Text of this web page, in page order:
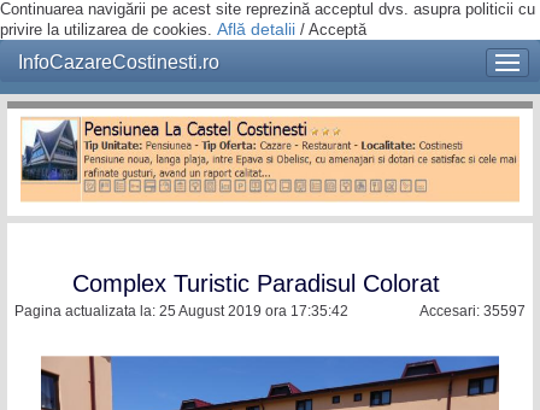
Continuarea navigării pe acest site reprezină acceptul dvs. asupra politicii cu
privire la utilizarea de cookies. Află detalii / Acceptă
InfoCazareCostinesti.ro
Complex Turistic Paradisul Colorat
Pagina actualizata la: 25 August 2019 ora 17:35:42 Accesari: 35597
`